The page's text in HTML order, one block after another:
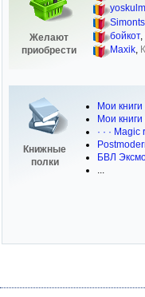
Желают
приобрести
бойкот,
Maxik,
Книжные
полки
Мои книги
Мои
· · ·
БВЛ
...